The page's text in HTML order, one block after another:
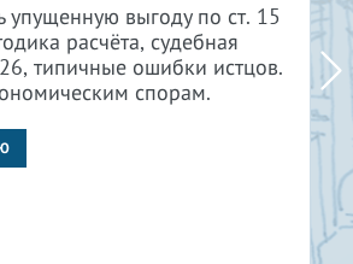
упущенную выгоду по ст. 15
расчёта, судебная
типичные ошибки истцов.
спорам.